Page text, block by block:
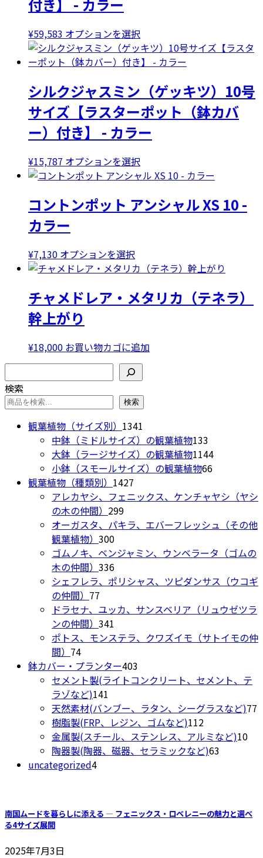
付き】 - カラー
¥59,583 オプションを選択
の
商
は
複
数
リ
ー
シ
あ
ま
プ
ン
は
商
品
ペ
ー
ジ
ら
択
き
す
シルクジャスミン（ゲッキツ）10号
サイズ【ラスターポット（鉢カバ
ー）付き】 - カラー
¥15,787 オプションを選択
の
品
に
の
バ
リ
シ
あ
ま
す。
オ
プ
ョ
は
品
ー
か
選
き
す
コントンポット アンシャル XS 10 -
カラー
¥7,130 オプションを選択
の
品
に
数
の
バ
リ
エ
ー
シ
ョ
ン
あ
ま
オ
シ
ン
商
ペ
ー
か
ら
選
択
チャメドレア・メタリカ（テネラ）
幹上がり
¥18,000 お買い物カゴに追加
検索
検索
観葉植物（サイズ別） 1341
個
の
商
中鉢（ミドルサイズ）の観葉植物133
個
の
品
大鉢（ラージサイズ）の観葉植物11441144
商
小鉢（スモールサイズ）の観葉植物6666
の
品
観葉植物（種類別） 1427
個
商
アレカヤシ、フェニックス、ケンチャヤシ（ヤシ
の木の仲間） 299299
個
商
オーガスタ、パキラ、エバーフレッシュ（その他
観葉植物） 300300
個
の
商
ゴムノキ、ベンジャミン、ウンベラータ（ゴムの
木の仲間） 336336
個
商
シェフレラ、ポリシャス、ツピダンサス（ウコギ
の仲間） 77
個
の
商
ドラセナ、ユッカ、サンスベリア（リュウゼツラ
ンの仲間） 341
個
商
品
ポトス、モンステラ、クワズイモ（サトイモの仲
間） 7474
個
の
商
品
鉢カバー・プランター403
個
商
品
セメント製(ライトコンクリート、セメント、テ
ラゾなど)141
個
の
商
品
天然素材(バンブー、ラタン、シーグラスなど)77
樹脂製(FRP、レジン、ゴムなど)112112
個
の
金属製(スチール、ステンレス、アルミなど)1010
陶器製(陶器、磁器、セラミックなど)63
uncategorized44
品
南国ムードを暮らしに添える ― フェニックス・ロベレニーの魅力と選べ
る4サイズ展開
2025年7月3日